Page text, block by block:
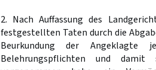
2. Nach Auffassung des
festgestellten Taten durch die
Beurkundung der Angeklagte
Belehrungspflichten und damit